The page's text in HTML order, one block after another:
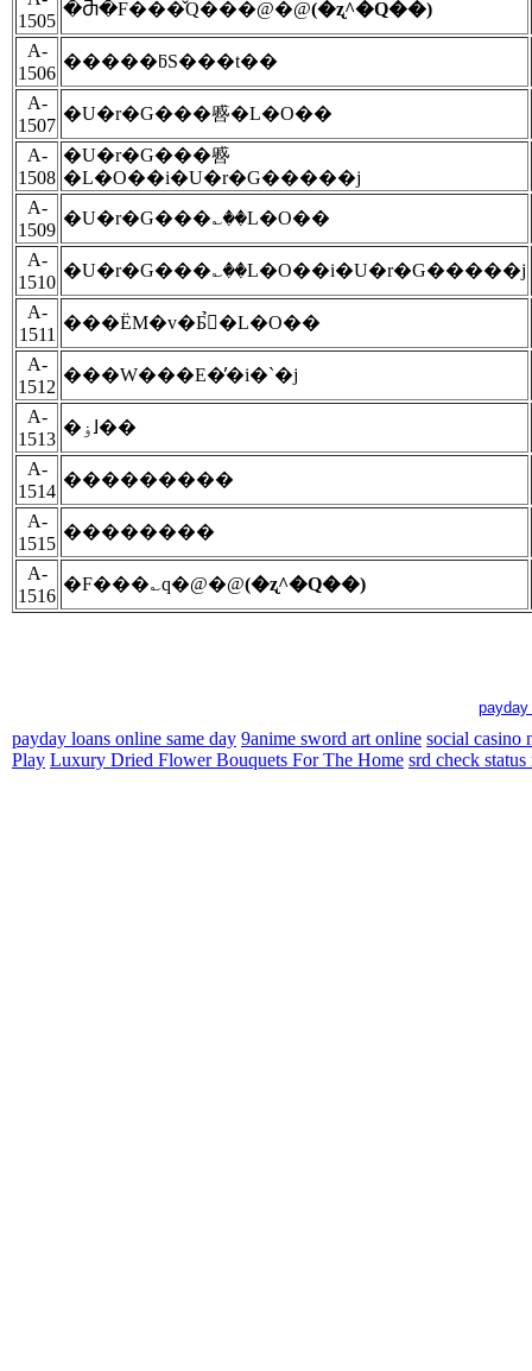
1505
�Ⴋ�F���̌Q���@�@(�ʐ^�Q��)
A-
1506
�����ƃS���t��
A-
1507
�U�r�G���㗤�L�O��
A-
1508
�U�r�G���㗤
�L�O��i�U�r�G�����j
A-
1509
�U�r�G���؎��L�O��
A-
1510
�U�r�G���؎��L�O��i�U�r�G�����j
A-
1511
���ËM�v�Ƃ̉�L�O��
A-
1512
���W���E�̕�i�`�j
A-
1513
�ߊۏ��
A-
1514
���������
A-
1515
��������
A-
1516
�F���؎q�@�@(�ʐ^�Q��)
payday loans online same day 9anime sword art online social casino
Play Luxury Dried Flower Bouquets For The Home srd check status